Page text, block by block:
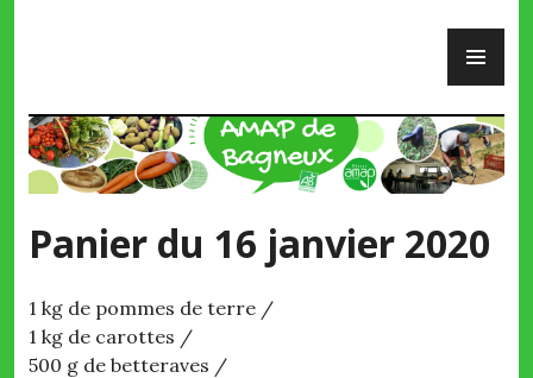
Panier du 16 janvier 2020
1 kg de pommes de terre /
1 kg de carottes /
500 g de betteraves /